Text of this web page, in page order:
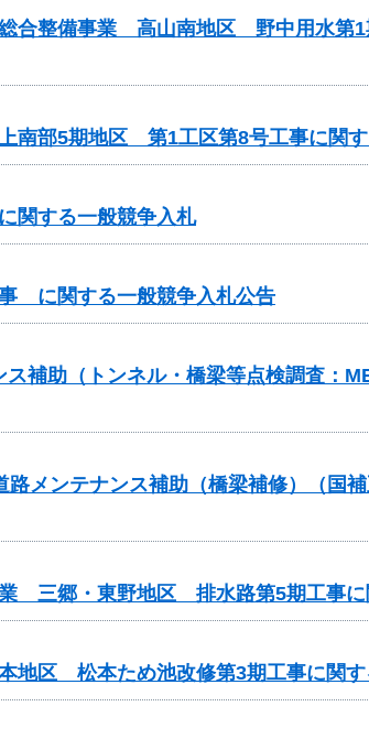
合整備事業 高山南地区 野中用水第1
南部5期地区 第1工区第8号工事に関
関する一般競争入札
に関する一般競争入札公告
補助（トンネル・橋梁等点検調査：
メンテナンス補助（橋梁補修）（国
業 三郷・東野地区 排水路第5期工事
地区 松本ため池改修第3期工事に関